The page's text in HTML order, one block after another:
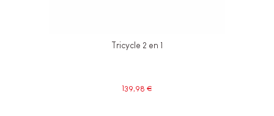
Tricycle 2 en 1
139,98 €